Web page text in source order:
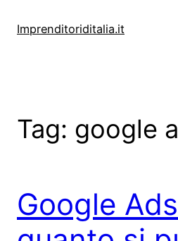
Imprenditoriditalia.it
Tag: google
Google